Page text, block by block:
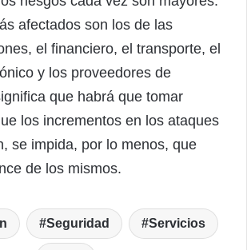
afectados son los de las
el financiero, el transporte, el
y los proveedores de
que habrá que tomar
los incrementos en los ataques
se impida, por lo menos, que
de los mismos.
Seguridad Servicios